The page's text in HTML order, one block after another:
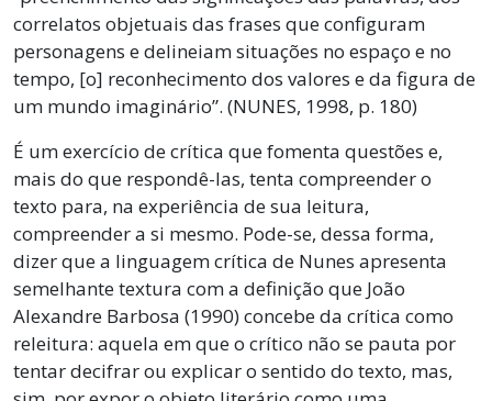
correlatos objetuais das frases que configuram
personagens e delineiam situações no espaço e no
tempo, [o] reconhecimento dos valores e da figura de
um mundo imaginário”. (NUNES, 1998, p. 180)
É um exercício de crítica que fomenta questões e,
mais do que respondê-las, tenta compreender o
texto para, na experiência de sua leitura,
compreender a si mesmo. Pode-se, dessa forma,
dizer que a linguagem crítica de Nunes apresenta
semelhante textura com a definição que João
Alexandre Barbosa (1990) concebe da crítica como
releitura: aquela em que o crítico não se pauta por
tentar decifrar ou explicar o sentido do texto, mas,